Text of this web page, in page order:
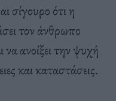
σίγουρο ότι η
τον άνθρωπο
να ανοίξει την ψυχή
και καταστάσεις.